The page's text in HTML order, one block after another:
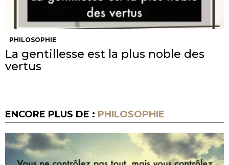
PHILOSOPHIE
La gentillesse est la plus noble des
vertus
ENCORE PLUS DE : PHILOSOPHIE